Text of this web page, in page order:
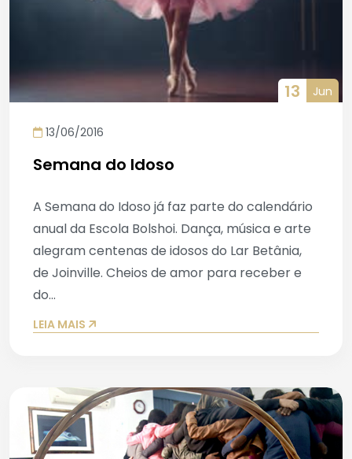
13 Jun
13/06/2016
Semana do Idoso
A Semana do Idoso já faz parte do calendário
anual da Escola Bolshoi. Dança, música e arte
alegram centenas de idosos do Lar Betânia,
de Joinville. Cheios de amor para receber e
do...
LEIA MAIS